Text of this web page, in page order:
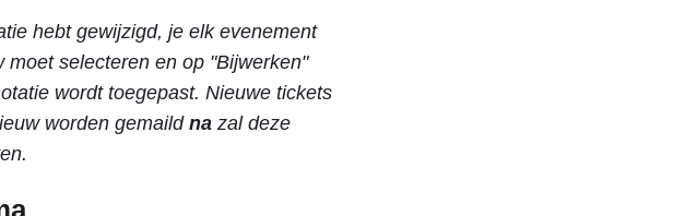
hebt gewijzigd, je elk evenement
selecteren en op "Bijwerken"
wordt toegepast. Nieuwe tickets
worden gemaild na zal deze